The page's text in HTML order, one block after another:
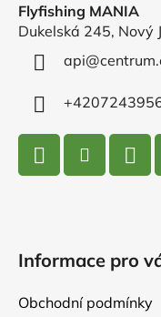
Flyfishing MANIA
Dukelská 245, Nový
api@
Informace pro
Obchodní podmínky